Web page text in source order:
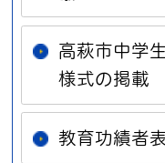
高萩市中学
様式の掲載
教育功績者